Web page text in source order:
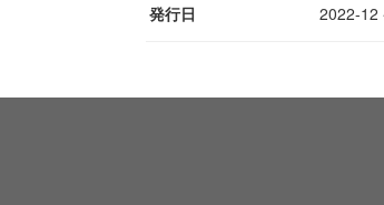
発行日
2022-12